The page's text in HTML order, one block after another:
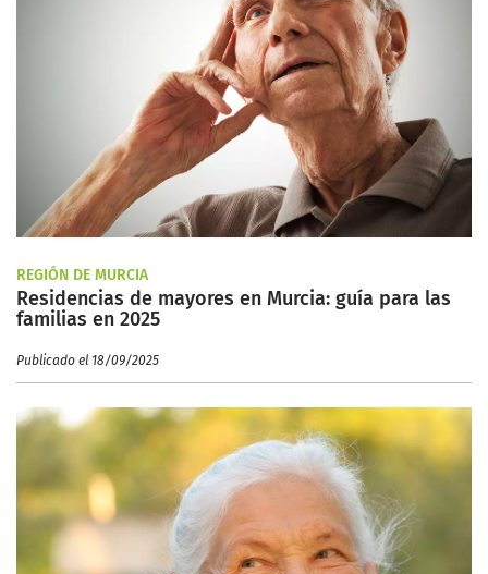
REGIÓN DE MURCIA
Residencias de mayores en Murcia: guía para las
familias en 2025
Publicado el 18/09/2025